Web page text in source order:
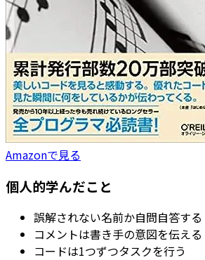
Amazonで見る
個人的学んだこと
誤解されない名前か自問自答する
コメントは書き手の意図を伝える
コードは1つずつタスクを行う